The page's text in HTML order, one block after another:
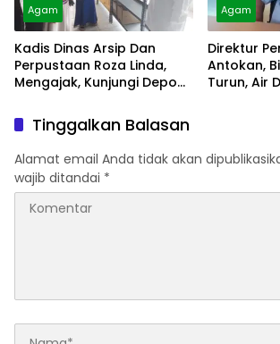
Agam
Kadis Dinas Arsip Dan
Perpustaan Roza Linda,
Mengajak, Kunjungi Depo
Agam
Direktur
Antokan,
Turun, Air
Tinggalkan Balasan
Alamat email Anda tidak akan
wajib ditandai *